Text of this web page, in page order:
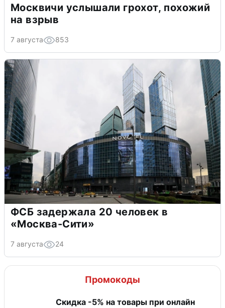
Москвичи услышали грохот, похожий
на взрыв
7 августа 853
ФСБ задержала 20 человек в
«Москва-Сити»
7 августа 24
Промокоды
​Скидка -5% на товары при онлайн